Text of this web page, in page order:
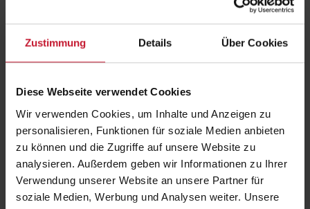
Zustimmung Details Über Cookies
Diese Webseite verwendet Cookies
Wir verwenden Cookies, um Inhalte und Anzeigen zu
personalisieren, Funktionen für soziale Medien anbieten
zu können und die Zugriffe auf unsere Website zu
analysieren. Außerdem geben wir Informationen zu Ihrer
Verwendung unserer Website an unsere Partner für
soziale Medien, Werbung und Analysen weiter. Unsere
Promotion – Was bedeutet promovieren wirklich? Erfahrungen,
Dauer & Motivation
Doktortitel wirklich?
In dieser Folge von „Studieren mit Gehalt“ dreht sich alles um…
Weiterlesen
Fernstudientag 2026: Dein Weg zum Studium an der DHfPG